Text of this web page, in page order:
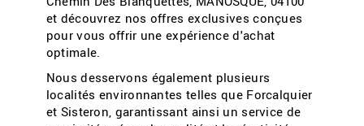
et découvrez nos offres exclusives conçues
pour vous offrir une expérience d'achat
optimale.
Nous desservons également plusieurs
localités environnantes telles que Forcalquier
et Sisteron, garantissant ainsi un service de